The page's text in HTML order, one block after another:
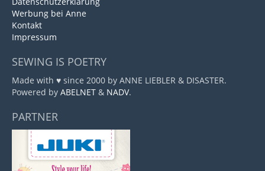
Werbung bei Anne
Kontakt
Impressum
SEWING IS POETRY
Made with ♥ since 2000 by ANNE LIEBLER & DISASTER.
Powered by ABELNET & NADV.
PARTNER